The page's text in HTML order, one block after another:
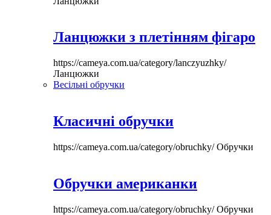
Ланцюжки з плетінням фігаро
https://cameya.com.ua/category/lanczyuzhky/
Ланцюжки
Весільні обручки
Класичні обручки
https://cameya.com.ua/category/obruchky/Обручки
Обручки американки
https://cameya.com.ua/category/obruchky/Обручки